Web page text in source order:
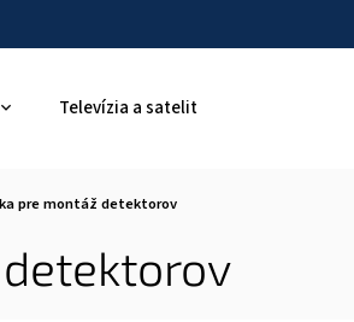
Televízia a satelit
pre montáž detektorov
detektorov